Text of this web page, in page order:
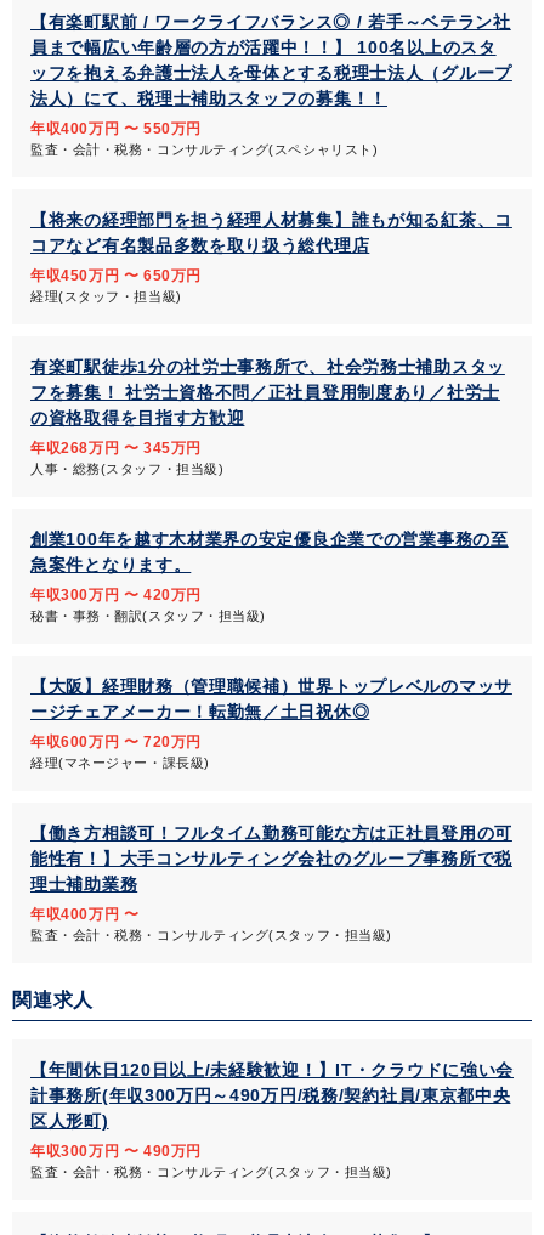
【有楽町駅前 / ワークライフバランス◎ / 若手～ベテラン社
員まで幅広い年齢層の方が活躍中！！】 100名以上のスタ
ッフを抱える弁護士法人を母体とする税理士法人（グループ
法人）にて、税理士補助スタッフの募集！！
年収400万円 〜 550万円
監査・会計・税務・コンサルティング(スペシャリスト)
【将来の経理部門を担う経理人材募集】誰もが知る紅茶、コ
コアなど有名製品多数を取り扱う総代理店
年収450万円 〜 650万円
経理(スタッフ・担当級)
有楽町駅徒歩1分の社労士事務所で、社会労務士補助スタッ
フを募集！ 社労士資格不問／正社員登用制度あり／社労士
の資格取得を目指す方歓迎
年収268万円 〜 345万円
人事・総務(スタッフ・担当級)
創業100年を越す木材業界の安定優良企業での営業事務の至
急案件となります。
年収300万円 〜 420万円
秘書・事務・翻訳(スタッフ・担当級)
【大阪】経理財務（管理職候補）世界トップレベルのマッサ
ージチェアメーカー！転勤無／土日祝休◎
年収600万円 〜 720万円
経理(マネージャー・課長級)
【働き方相談可！フルタイム勤務可能な方は正社員登用の可
能性有！】大手コンサルティング会社のグループ事務所で税
理士補助業務
年収400万円 〜
監査・会計・税務・コンサルティング(スタッフ・担当級)
関連求人
【年間休日120日以上/未経験歓迎！】IT・クラウドに強い会
計事務所(年収300万円～490万円/税務/契約社員/東京都中央
区人形町)
年収300万円 〜 490万円
監査・会計・税務・コンサルティング(スタッフ・担当級)